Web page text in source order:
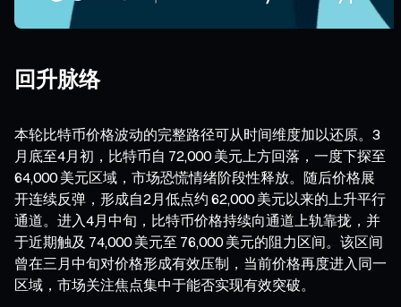
回升脉络
本轮比特币价格波动的完整路径可从时间维度加以还原。3
月底至4月初，比特币自 72,000 美元上方回落，一度下探至
64,000 美元区域，市场恐慌情绪阶段性释放。随后价格展
开连续反弹，形成自2月低点约 62,000 美元以来的上升平行
通道。进入4月中旬，比特币价格持续向通道上轨靠拢，并
于近期触及 74,000 美元至 76,000 美元的阻力区间。该区间
曾在三月中旬对价格形成有效压制，当前价格再度进入同一
区域，市场关注焦点集中于能否实现有效突破。